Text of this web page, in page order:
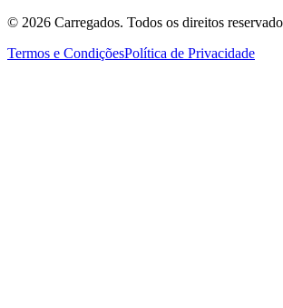
© 2026 Carregados. Todos os direitos
Termos e CondiçõesPolítica de Privacidade